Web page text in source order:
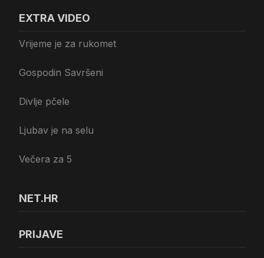
EXTRA VIDEO
Vrijeme je za rukomet
Gospodin Savršeni
Divlje pčele
Ljubav je na selu
Večera za 5
NET.HR
PRIJAVE